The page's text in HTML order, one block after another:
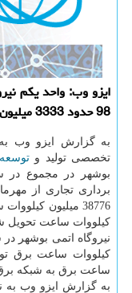
ایزو وب: واحد یكم
98 حدود 3333 میلیون كیلووات ساعت برق تولید كرده است.
به گزارش ایزو وب
تخصصی تولید وتوسعه
كیلووات ساعت
ساعت برق به شبكه
به گزارش ایزو وب به